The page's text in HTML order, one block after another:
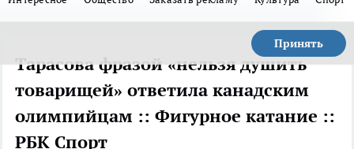
Принять
Тарасова фразой «нельзя душить
товарищей» ответила канадским
олимпийцам :: Фигурное катание ::
РБК Спорт